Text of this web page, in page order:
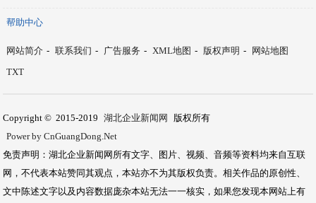
帮助中心
网站简介 - 联系我们 - 广告服务 - XML地图 - 版权声明 -
网站地图
TXT
Copyright © 2015-2019 湖北企业新闻网
版权所有
Power by CnGuangDong.Net
免责声明：湖北企业新闻网所有文字、图片、视频、音频等资料均来自互联
网，不代表本站赞同其观点，本站亦不为其版权负责。相关作品的原创性、
文中陈述文字以及内容数据庞杂本站无法一一核实，如果您发现本网站上有